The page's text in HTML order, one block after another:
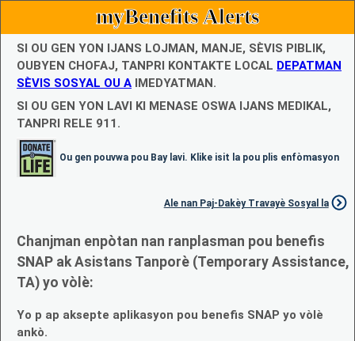
myBenefits Alerts
SI OU GEN YON IJANS LOJMAN, MANJE, SÈVIS PIBLIK,
OUBYEN CHOFAJ, TANPRI KONTAKTE LOCAL DEPATMAN
SÈVIS SOSYAL OU A IMEDYATMAN.
SI OU GEN YON LAVI KI MENASE OSWA IJANS MEDIKAL,
TANPRI RELE 911.
Ou gen pouvwa pou Bay lavi. Klike isit la pou plis enfòmasyon
Ale nan Paj-Dakèy Travayè Sosyal la
Chanjman enpòtan nan ranplasman pou benefis
SNAP ak Asistans Tanporè (Temporary Assistance,
TA) yo vòlè:
Yo p ap aksepte aplikasyon pou benefis SNAP yo vòlè
ankò.